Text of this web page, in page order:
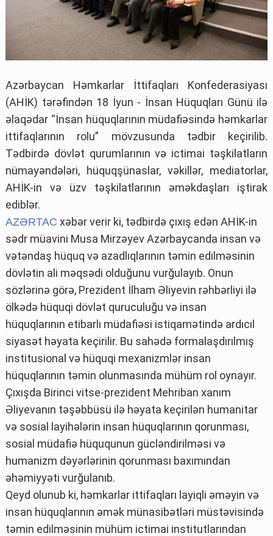
Azərbaycan Həmkarlar İttifaqları Konfederasiyası
(AHİK) tərəfindən 18 İyun - İnsan Hüquqları Günü ilə
əlaqədar “İnsan hüquqlarının müdafiəsində həmkarlar
ittifaqlarının rolu” mövzusunda tədbir keçirilib.
Tədbirdə dövlət qurumlarının və ictimai təşkilatların
nümayəndələri, hüquqşünaslar, vəkillər, mediatorlar,
AHİK-in və üzv təşkilatlarının əməkdaşları iştirak
ediblər.
AZƏRTAC xəbər verir ki, tədbirdə çıxış edən AHİK-in
sədr müavini Musa Mirzəyev Azərbaycanda insan və
vətəndaş hüquq və azadlıqlarının təmin edilməsinin
dövlətin ali məqsədi olduğunu vurğulayıb. Onun
sözlərinə görə, Prezident İlham Əliyevin rəhbərliyi ilə
ölkədə hüquqi dövlət quruculuğu və insan
hüquqlarının etibarlı müdafiəsi istiqamətində ardıcıl
siyasət həyata keçirilir. Bu sahədə formalaşdırılmış
institusional və hüquqi mexanizmlər insan
hüquqlarının təmin olunmasında mühüm rol oynayır.
Çıxışda Birinci vitse-prezident Mehriban xanım
Əliyevanın təşəbbüsü ilə həyata keçirilən humanitar
və sosial layihələrin insan hüquqlarının qorunması,
sosial müdafiə hüququnun gücləndirilməsi və
humanizm dəyərlərinin qorunması baxımından
əhəmiyyəti vurğulanıb.
Qeyd olunub ki, həmkarlar ittifaqları layiqli əməyin və
insan hüquqlarının əmək münasibətləri müstəvisində
təmin edilməsinin mühüm ictimai institutlarından